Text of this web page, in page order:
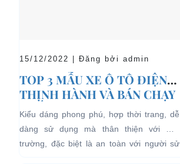
15/12/2022 | Đăng bởi admin
TOP 3 MẪU XE Ô TÔ ĐIỆN
THỊNH HÀNH VÀ BÁN CHẠY
NHẤT HIỆN NAY
Kiểu dáng phong phú, hợp thời trang, dễ
dàng sử dụng mà thân thiện với môi
trường, đặc biệt là an toàn với người sử